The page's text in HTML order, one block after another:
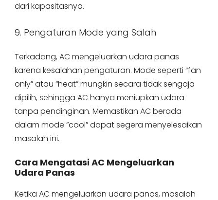
dari kapasitasnya.
9. Pengaturan Mode yang Salah
Terkadang, AC mengeluarkan udara panas
karena kesalahan pengaturan. Mode seperti “fan
only” atau “heat” mungkin secara tidak sengaja
dipilih, sehingga AC hanya meniupkan udara
tanpa pendinginan. Memastikan AC berada
dalam mode “cool” dapat segera menyelesaikan
masalah ini.
Cara Mengatasi AC Mengeluarkan
Udara Panas
Ketika AC mengeluarkan udara panas, masalah